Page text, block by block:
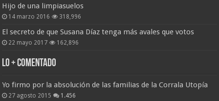
Hijo de una limpiasuelos
14 marzo 2016 318,996
El secreto de que Susana Díaz tenga más avales que votos
22 mayo 2017 162,896
Lo + Comentado
Yo firmo por la absolución de las familias de la Corrala Utopía
27 agosto 2015 1.456